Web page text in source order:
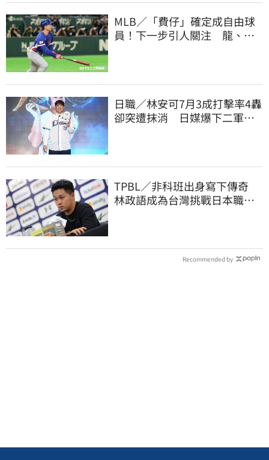
MLB／「費仔」確定成自由球
員！下一步引人關注 龍、獅
日職／林安可7月3成打擊率4轟
卻突遭抹消 日媒爆下二軍背
TPBL／非科班出身寫下傳奇
林政語成為台灣挑戰日本職籃
Recommended by